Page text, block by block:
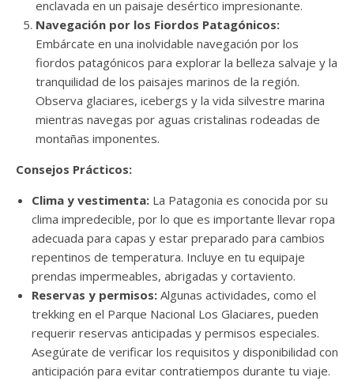
enclavada en un paisaje desértico impresionante.
Navegación por los Fiordos Patagónicos:
Embárcate en una inolvidable navegación por los
fiordos patagónicos para explorar la belleza salvaje y la
tranquilidad de los paisajes marinos de la región.
Observa glaciares, icebergs y la vida silvestre marina
mientras navegas por aguas cristalinas rodeadas de
montañas imponentes.
Consejos Prácticos:
Clima y vestimenta: La Patagonia es conocida por su
clima impredecible, por lo que es importante llevar ropa
adecuada para capas y estar preparado para cambios
repentinos de temperatura. Incluye en tu equipaje
prendas impermeables, abrigadas y cortaviento.
Reservas y permisos: Algunas actividades, como el
trekking en el Parque Nacional Los Glaciares, pueden
requerir reservas anticipadas y permisos especiales.
Asegúrate de verificar los requisitos y disponibilidad con
anticipación para evitar contratiempos durante tu viaje.